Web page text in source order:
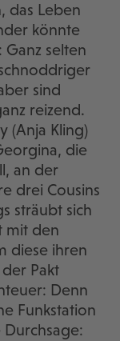
das Leben
könnte
selten
sind
reizend.
(Anja Kling)
die
an der
drei Cousins
sträubt sich
mit den
diese ihren
Pakt
Denn
Funkstation